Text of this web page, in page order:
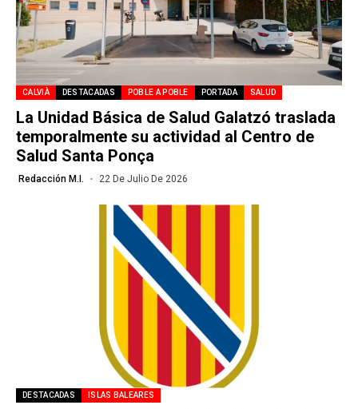
CALVIÀ DESTACADAS POBLE A POBLE PORTADA SALUD
La Unidad Básica de Salud Galatzó traslada
temporalmente su actividad al Centro de
Salud Santa Ponça
Redacción M.I. 22 De Julio De 2026
DESTACADAS ISLAS BALEARES